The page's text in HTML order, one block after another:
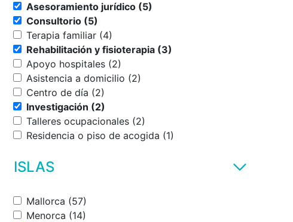
Asesoramiento jurídico (5)
Consultorio (5)
Terapia familiar (4)
Rehabilitación y fisioterapia (3)
Apoyo hospitales (2)
Asistencia a domicilio (2)
Centro de día (2)
Investigación (2)
Talleres ocupacionales (2)
Residencia o piso de acogida (1)
ISLAS
Mallorca (57)
Menorca (14)